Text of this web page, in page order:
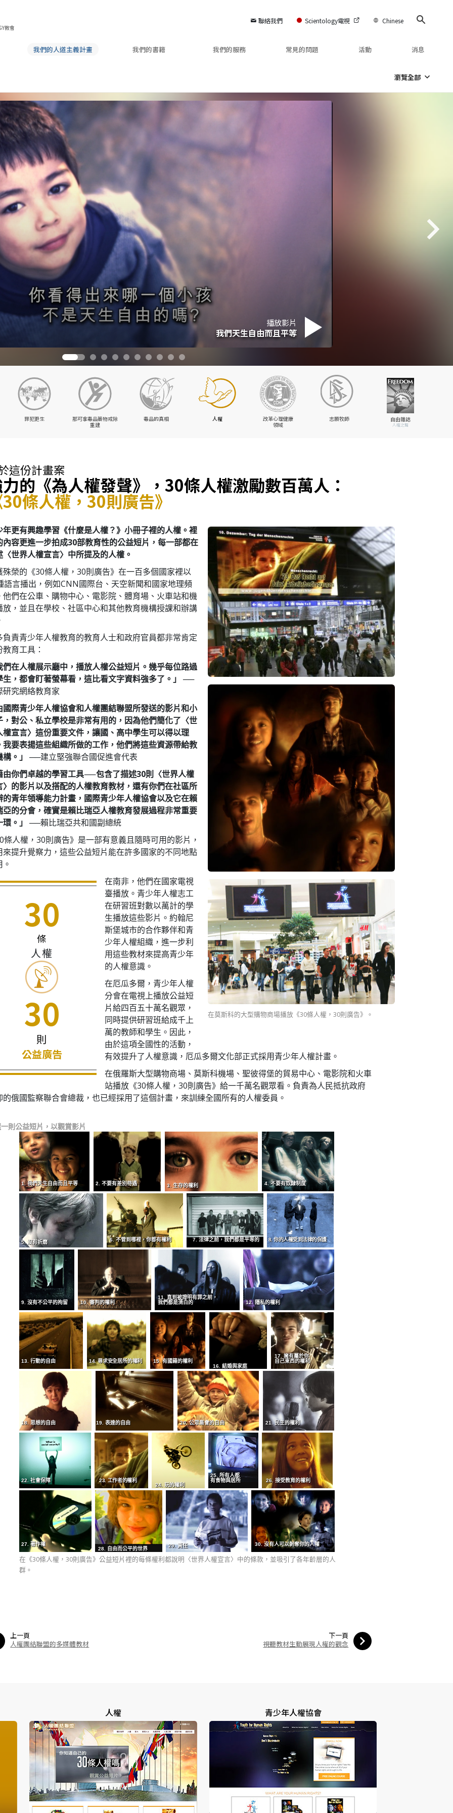
聯絡我們 Scientology電視 Chinese
教會
我們的人道主義計畫 我們的書籍 我們的服務 常見的問題 活動 消息
瀏覽全部
播放影片
我們天生自由而且平等
罪犯更生
那可拿毒品藥物戒除
重建
毒品的真相 人權
改革心理健康
領域
志願牧師 自由雜誌
人權之聲
這份計畫案
的《為人權發聲》，30條人權激勵數百萬人：
條人權，30則廣告》
在莫斯科的大型購物商場播放《30條人權，30則廣告》。
年更有興趣學習《什麼是人權？》小冊子裡的人權。裡
內容更進一步拍成30部教育性的公益短片，每一部都在
〈世界人權宣言〉中所提及的人權。
殊榮的《30條人權，30則廣告》在一百多個國家裡以
語言播出，例如CNN國際台、天空新聞和國家地理頻
他們在公車、購物中心、電影院、體育場、火車站和機
放，並且在學校、社區中心和其他教育機構授課和辦講
負責青少年人權教育的教育人士和政府官員都非常肯定
教育工具：
們在人權展示廳中，播放人權公益短片。幾乎每位路過
生，都會盯著螢幕看，這比看文字資料強多了。」 ──
研究網絡教育家
國際青少年人權協會和人權團結聯盟所發送的影片和小
，對公、私立學校是非常有用的，因為他們簡化了〈世
權宣言〉這份重要文件，讓國、高中學生可以得以理
我要表揚這些組織所做的工作，他們將這些資源帶給教
。」 ──建立堅強聯合國促進會代表
由你們卓越的學習工具 ── 包含了描述30則〈世界人權
〉的影片以及搭配的人權教育教材，還有你們在社區所
的青年領導能力計畫，國際青少年人權協會以及它在賴
亞的分會，確實是賴比瑞亞人權教育發展過程非常重要
。」 ──賴比瑞亞共和國副總統
條人權，30則廣告》是一部有意義且隨時可用的影片，
來提升覺察力，這些公益短片能在許多國家的不同地點
30
條
人權
30
則
公益廣告
在南非，他們在國家電視
臺播放。青少年人權志工
在研習班對數以萬計的學
生播放這些影片。約翰尼
斯堡城市的合作夥伴和青
少年人權組織，進一步利
用這些教材來提高青少年
的人權意識。
在厄瓜多爾，青少年人權
分會在電視上播放公益短
片給四百五十萬名觀眾，
同時提供研習班給成千上
萬的教師和學生。因此，
由於這項全國性的活動，
有效提升了人權意識，厄瓜多爾文化部正式採用青少年人權計畫。
在俄羅斯大型購物商場、莫斯科機場、聖彼得堡的貿易中心、電影院和火車
站播放《30條人權，30則廣告》給一千萬名觀眾看。負責為人民抵抗政府
的俄國監察聯合會總裁，也已經採用了這個計畫，來訓練全國所有的人權委員。
則公益短片，以觀賞影片
1. 我們天生自由而且平等 2. 不要有差別待遇 3. 生存的權利 4. 不要有奴隸制度
5. 沒有折磨 6. 不管到哪裡，你都有權利 7. 法律之前，我們都是平等的 8. 你的人權受到法律的保護
9. 沒有不公平的拘留 10. 審判的權利
11. 直到被證明有罪之前，
我們都是清白的
12. 隱私的權利
13. 行動的自由 14. 尋求安全居所的權利
15. 有國籍的權利
16. 結婚與家庭
17. 擁有屬於你
自己東西的權利
18. 思想的自由 19. 表達的自由 20. 公眾集會的自由 21. 民主的權利
22. 社會保障
23. 工作者的權利
24. 玩的權利
25. 所有人都
有食物與居所
26. 接受教育的權利
27. 著作權
28. 自由而公平的世界
29. 責任 30. 沒有人可以剝奪你的人權
在《30條人權，30則廣告》公益短片裡的每條權利都說明〈世界人權宣言〉中的條款，並吸引了各年齡層的人
群。
上一頁
人權團結聯盟的多媒體教材
下一頁
視聽教材生動展現人權的觀念
人權 青少年人權協會